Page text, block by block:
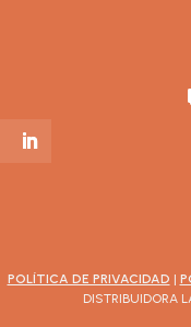
POLÍTICA DE PRIVACIDAD |
DISTRIBUIDORA